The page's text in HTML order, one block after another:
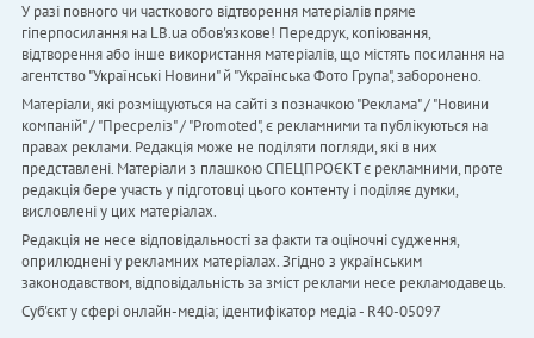
У разі повного чи часткового відтворення матеріалів пряме
гіперпосилання на LB.ua обов'язкове! Передрук, копіювання,
відтворення або інше використання матеріалів, що містять посилання на
агентство "Українськi Новини" й "Українська Фото Група", заборонено.
Матеріали, які розміщуються на сайті з позначкою "Реклама" / "Новини
компаній" / "Пресреліз" / "Promoted", є рекламними та публікуються на
правах реклами. Редакція може не поділяти погляди, які в них
представлені. Матеріали з плашкою СПЕЦПРОЄКТ є рекламними, проте
редакція бере участь у підготовці цього контенту і поділяє думки,
висловлені у цих матеріалах.
Редакція не несе відповідальності за факти та оціночні судження,
оприлюднені у рекламних матеріалах. Згідно з українським
законодавством, відповідальність за зміст реклами несе рекламодавець.
Cуб'єкт у сфері онлайн-медіа; ідентифікатор медіа - R40-05097